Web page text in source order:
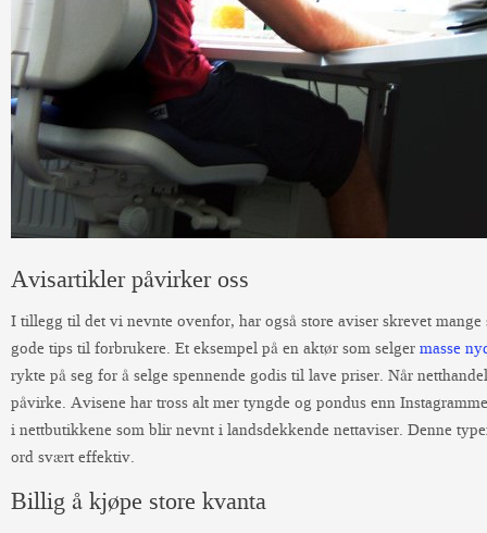
Avisartikler påvirker oss
I tillegg til det vi nevnte ovenfor, har også store aviser skrevet
gode tips til forbrukere. Et eksempel på en aktør som selger masse
rykte på seg for å selge spennende godis til lave priser. Når
påvirke. Avisene har tross alt mer tyngde og pondus enn
i nettbutikkene som blir nevnt i landsdekkende nettaviser. Denne
ord svært effektiv.
Billig å kjøpe store kvanta